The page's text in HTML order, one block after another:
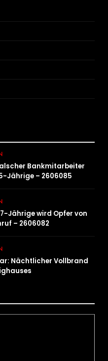
Bankmitarbeiter
Jährige – 2606085
Jährige wird Opfer von
– 2606082
Nächtlicher Vollbrand